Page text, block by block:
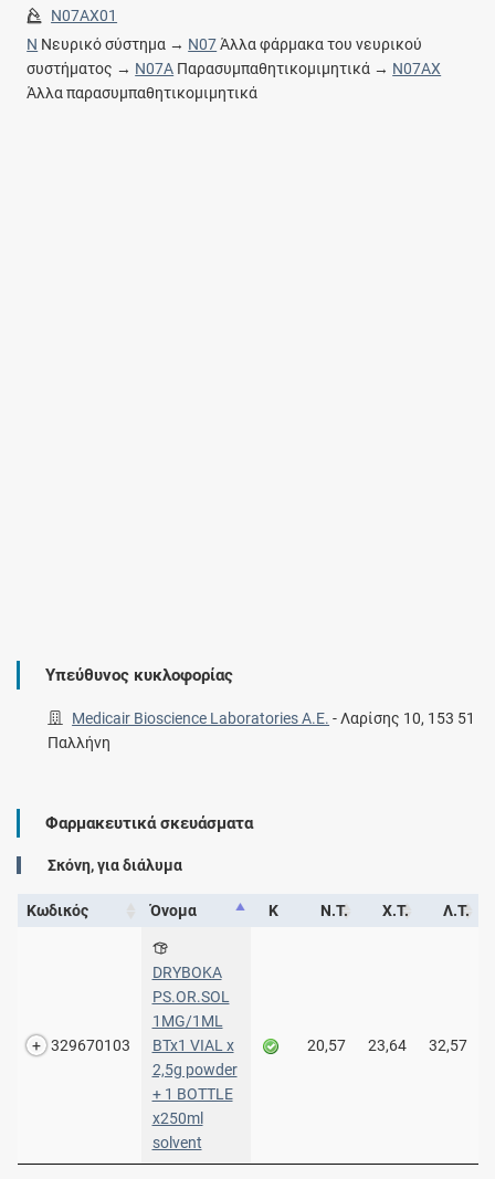
N07AX01
N Νευρικό σύστημα → N07Άλλα φάρμακα του νευρικού
συστήματος → N07A Παρασυμπαθητικομιμητικά → N07AX
Άλλα παρασυμπαθητικομιμητικά
Υπεύθυνος κυκλοφορίας
Medicair Bioscience Laboratories Α.Ε. - Λαρίσης 10, 153 51
Παλλήνη
Φαρμακευτικά σκευάσματα
Σκόνη, για διάλυμα
Κωδικός Όνομα Κ Ν.Τ. Χ.Τ. Λ.Τ.
329670103
DRYBOKA
PS.OR.SOL
1MG/1ML
BTx1 VIAL x
2,5g powder
+ 1 BOTTLE
x250ml
solvent
20,57 23,64 32,57